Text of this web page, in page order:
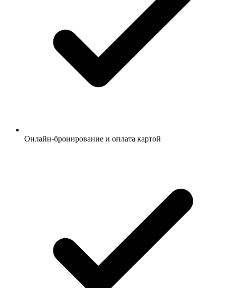
Онлайн-бронирование и оплата картой